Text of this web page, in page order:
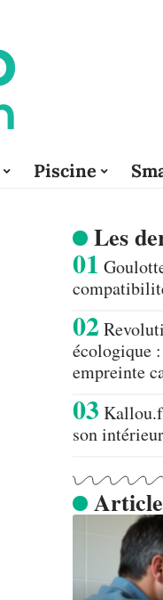
Piscine
Les
écologique
empreinte
son